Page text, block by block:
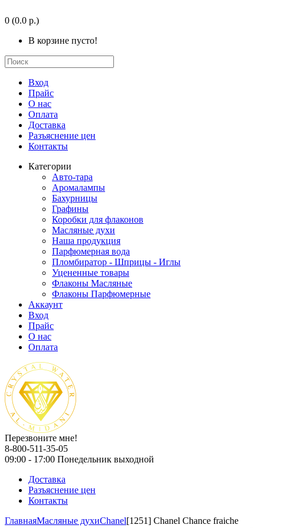
0 (0.0 р.)
В корзине пусто!
Вход
Прайс
О нас
Оплата
Доставка
Разъяснение цен
Контакты
Категории
Авто-тара
Аромалампы
Бахурницы
Графины
Коробки для флаконов
Масляные духи
Наша продукция
Парфюмерная вода
Пломбиратор - Шприцы - Иглы
Уцененные товары
Флаконы Масляные
Флаконы Парфюмерные
Аккаунт
Вход
Прайс
О нас
Оплата
Перезвоните мне!
8-800-511-35-05
09:00 - 17:00 Понедельник выходной
Доставка
Разъяснение цен
Контакты
ГлавнаяМасляные духиChanel[1251] Chanel Chance fraiche